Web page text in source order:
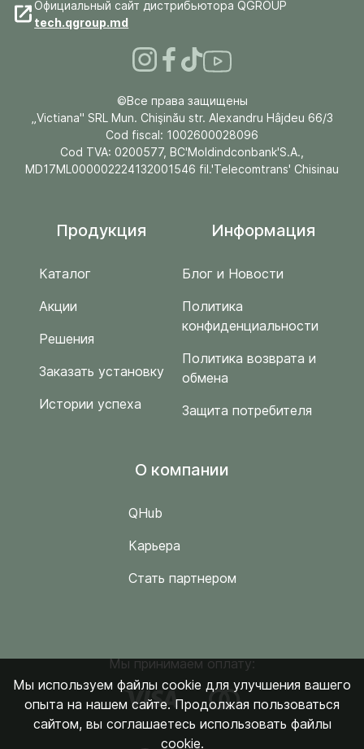
Официальный сайт дистрибьютора QGROUP
tech.qgroup.md
©Все права защищены
„Victiana" SRL Mun. Chişinău str. Alexandru Hâjdeu 66/3
Cod fiscal: 1002600028096
Cod TVA: 0200577, BC'Moldindconbank'S.A.,
MD17ML000002224132001546 fil.'Telecomtrans' Chisinau
Продукция
Каталог
Акции
Решения
Заказать установку
Истории успеха
Информация
Блог и Новости
Политика
конфиденциальности
Политика возврата и
обмена
Защита потребителя
O компании
QHub
Карьера
Стать партнером
Мы принимаем оплату:
Мы используем файлы cookie для улучшения вашего
опыта на нашем сайте. Продолжая пользоваться
сайтом, вы соглашаетесь использовать файлы
cookie.